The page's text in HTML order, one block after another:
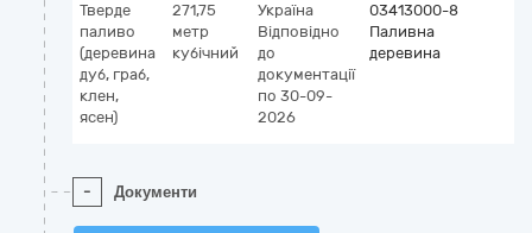
Тверде
паливо
(деревина
дуб, граб,
клен,
ясен)
271,75
метр
кубічний
Україна
Відповідно
до
документації
по 30-09-
2026
03413000-8
Паливна
деревина
- Документи